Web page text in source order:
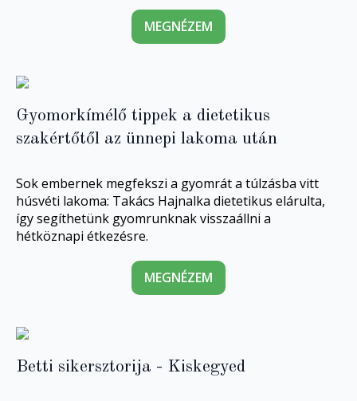
MEGNÉZEM
Gyomorkímélő tippek a dietetikus
szakértőtől az ünnepi lakoma után
Sok embernek megfekszi a gyomrát a túlzásba vitt
húsvéti lakoma: Takács Hajnalka dietetikus elárulta,
így segíthetünk gyomrunknak visszaállni a
hétköznapi étkezésre.
MEGNÉZEM
Betti sikersztorija - Kiskegyed